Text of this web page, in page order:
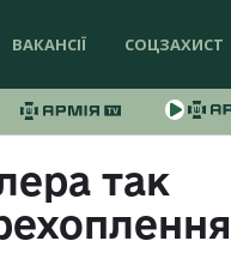
ВАКАНСІЇ СОЦЗАХИСТ
так